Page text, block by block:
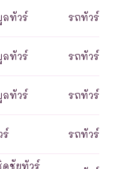
ทัวร์ รถทัวร์
ทัวร์ รถทัวร์
ทัวร์ รถทัวร์
ร์ รถทัวร์
ชัยทัวร์